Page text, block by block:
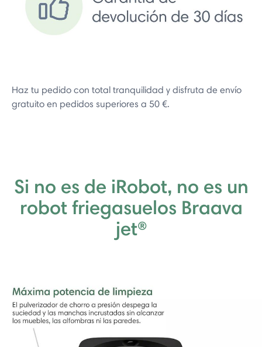
Haz tu pedido con total tranquilidad y disfruta de envío
gratuito en pedidos superiores a 50 €.
Si no es de iRobot, no es un
robot friegasuelos Braava
jet®